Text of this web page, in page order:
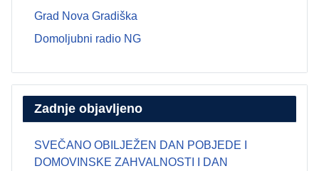
Grad Nova Gradiška
Domoljubni radio NG
Zadnje objavljeno
SVEČANO OBILJEŽEN DAN POBJEDE I
DOMOVINSKE ZAHVALNOSTI I DAN